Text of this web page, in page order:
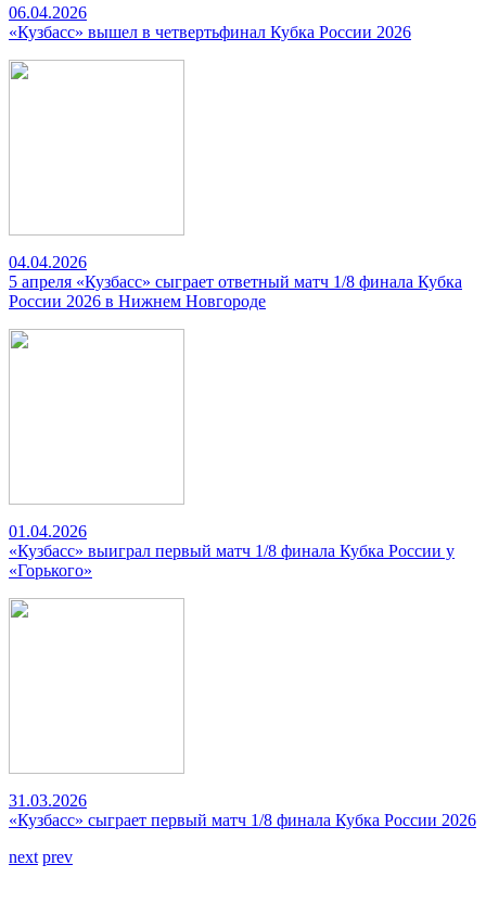
06.04.2026
«Кузбасс» вышел в четвертьфинал Кубка России 2026
04.04.2026
5 апреля «Кузбасс» сыграет ответный матч 1/8 финала Кубка
России 2026 в Нижнем Новгороде
01.04.2026
«Кузбасс» выиграл первый матч 1/8 финала Кубка России у
«Горького»
31.03.2026
«Кузбасс» сыграет первый матч 1/8 финала Кубка России 2026
next prev